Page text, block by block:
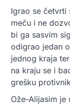
Igrao se četvrti
meču i ne
bi ga sasvim
odigrao jedan
jednog kraja
na kraju se i
grešku
Ože-Alijasim